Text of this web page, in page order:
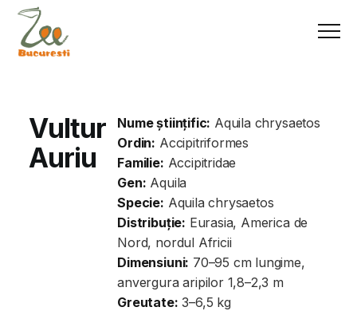
Vultur
Auriu
Nume științific: Aquila chrysaetos
Ordin: Accipitriformes
Familie: Accipitridae
Gen: Aquila
Specie: Aquila chrysaetos
Distribuție: Eurasia, America de
Nord, nordul Africii
Dimensiuni: 70–95 cm lungime,
anvergura aripilor 1,8–2,3 m
Greutate: 3–6,5 kg